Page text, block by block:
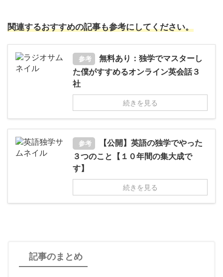
関連するおすすめの記事も参考にしてください。
参考
無料あり：独学でマスターし
た僕がすすめるオンライン英会話３
社
続きを見る
参考
【公開】英語の独学でやった
３つのこと【１０年間の集大成で
す】
続きを見る
記事のまとめ